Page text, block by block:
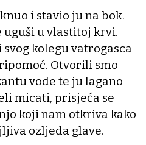
i stavio ju na bok.
uguši u vlastitoj krvi.
svog kolegu vatrogasca
Otvorili smo
vode te ju lagano
micati, prisjeća se
koji nam otkriva kako
ozljeda glave.